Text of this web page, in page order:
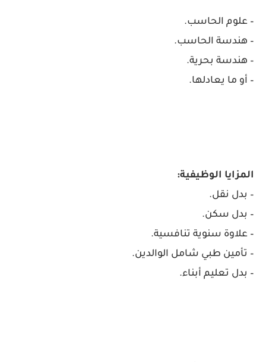
– علوم الحاسب.
– هندسة الحاسب.
– هندسة بحرية.
– أو ما يعادلها.
المزايا الوظيفية:
– بدل نقل.
– بدل سكن.
– علاوة سنوية تنافسية.
– تأمين طبي شامل الوالدين.
– بدل تعليم أبناء.